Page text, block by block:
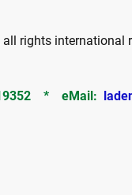
rights international
* eMail: